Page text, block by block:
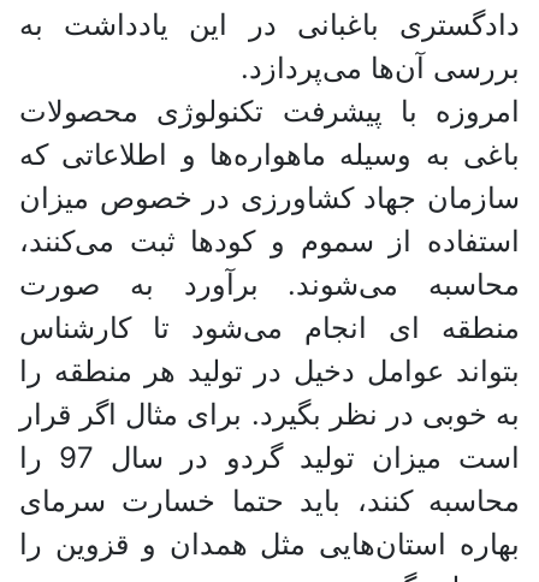
دادگستری باغبانی در این یادداشت به
بررسی آن‌ها می‌پردازد.
امروزه با پیشرفت تکنولوژی محصولات
باغی به وسیله ماهواره‌ها و اطلاعاتی که
سازمان جهاد کشاورزی در خصوص میزان
استفاده از سموم و کود‌ها ثبت می‌کنند،
محاسبه می‌شوند. برآورد به صورت
منطقه ای انجام می‌شود تا کارشناس
بتواند عوامل دخیل در تولید هر منطقه را
به خوبی در نظر بگیرد. برای مثال اگر قرار
است میزان تولید گردو در سال 97 را
محاسبه کنند، باید حتما خسارت سرمای
بهاره استان‌هایی مثل همدان و قزوین را